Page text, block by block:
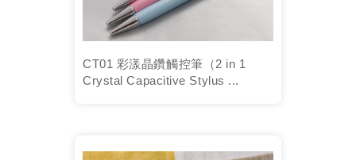
CT01 彩漾晶鑽觸控筆（2 in 1
Crystal Capacitive Stylus ...